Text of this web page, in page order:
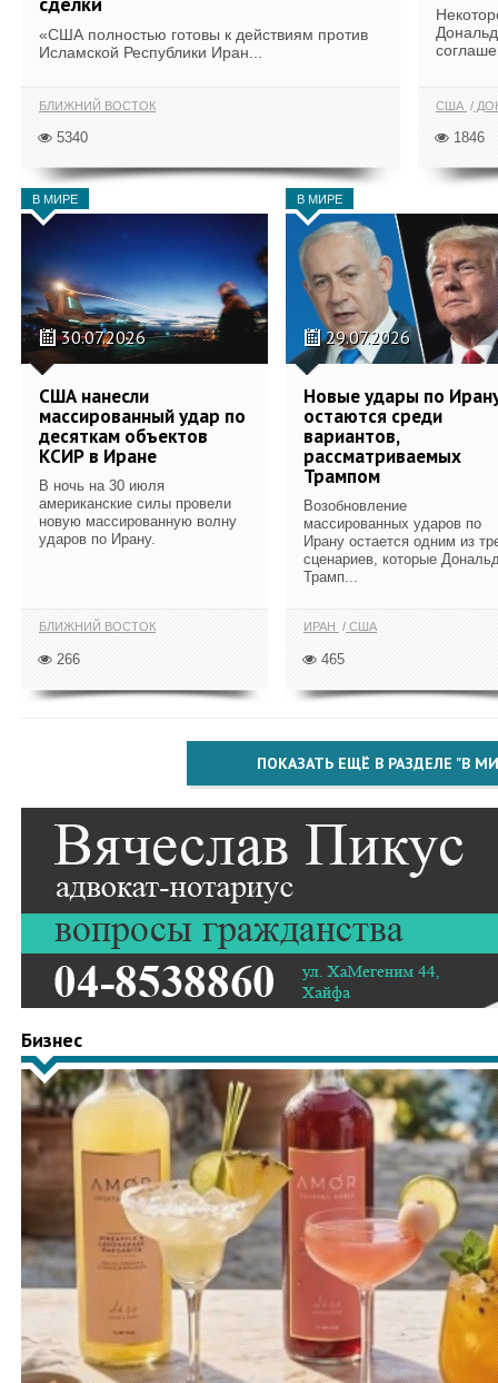
«США полностью готовы к действиям против
Исламской Республики Иран...
БЛИЖНИЙ ВОСТОК
5340
США
1846
В МИРЕ
30.07.2026
США нанесли
массированный удар по
десяткам объектов
КСИР в Иране
В ночь на 30 июля
американские силы провели
новую массированную волну
ударов по Ирану.
БЛИЖНИЙ ВОСТОК
266
В МИРЕ
29.07.2026
Новые удары по
остаются среди
вариантов,
рассматриваемых
Трампом
Возобновление
массированных ударов по
Ирану остается одним из
сценариев, которые
Трамп...
ИРАН США
465
ПОКАЗАТЬ ЕЩЁ В РАЗДЕЛЕ "В
Бизнес